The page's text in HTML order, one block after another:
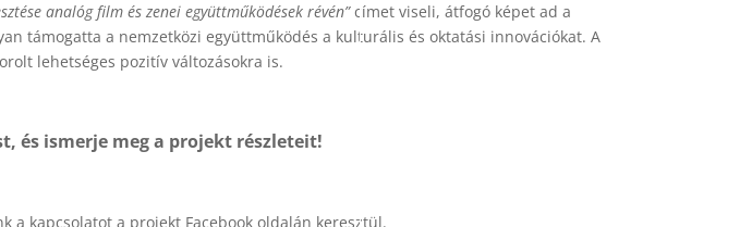
analóg film és zenei együttműködések révén”címet viseli, átfogó képet ad a
támogatta a nemzetközi együttműködés a kulturális és oktatási innovációkat. A
lehetséges pozitív változásokra is.
és ismerje meg a projekt részleteit!
a kapcsolatot a projekt Facebook oldalán keresztül.